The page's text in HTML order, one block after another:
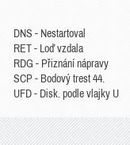
DNS - Nestartoval
RET - Loď vzdala
RDG - Přiznání nápravy
SCP - Bodový trest 44.
UFD - Disk. podle vlajky U